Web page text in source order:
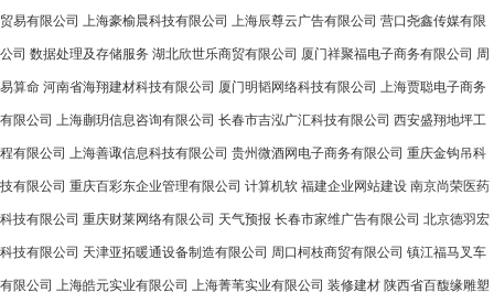
贸易有限公司 上海豪榆晨科技有限公司 上海辰尊云广告有限公司 营口尧鑫传媒有限
公司 数据处理及存储服务 湖北欣世乐商贸有限公司 厦门祥聚福电子商务有限公司 周
易算命 河南省海翔建材科技有限公司 厦门明韬网络科技有限公司 上海贾聪电子商务
有限公司 上海蒯玥信息咨询有限公司 长春市吉泓广汇科技有限公司 西安盛翔地坪工
程有限公司 上海善诹信息科技有限公司 贵州微酒网电子商务有限公司 重庆金钩吊科
技有限公司 重庆百彩东企业管理有限公司 计算机软 福建企业网站建设 南京尚荣医药
科技有限公司 重庆财莱网络有限公司 天气预报 长春市家维广告有限公司 北京德羽宏
科技有限公司 天津亚拓暖通设备制造有限公司 周口柯枝商贸有限公司 镇江福马叉车
有限公司 上海皓元实业有限公司 上海菁苇实业有限公司 装修建材 陕西省百馥缘雕塑